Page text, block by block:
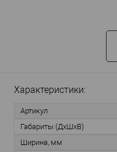
Характеристики:
Артикул
Габариты (ДхШхВ)
Ширина, мм